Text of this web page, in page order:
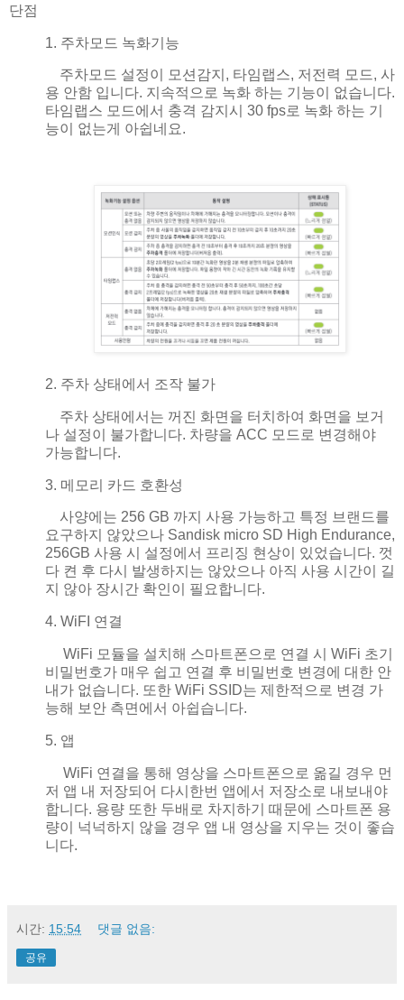
단점
1. 주차모드 녹화기능
주차모드 설정이 모션감지, 타임랩스, 저전력 모드, 사
용 안함 입니다. 지속적으로 녹화 하는 기능이 없습니다.
타임랩스 모드에서 충격 감지시 30 fps로 녹화 하는 기
능이 없는게 아쉽네요.
2. 주차 상태에서 조작 불가
주차 상태에서는 꺼진 화면을 터치하여 화면을 보거
나 설정이 불가합니다. 차량을 ACC 모드로 변경해야
가능합니다.
3. 메모리 카드 호환성
사양에는 256 GB 까지 사용 가능하고 특정 브랜드를
요구하지 않았으나 Sandisk micro SD High Endurance,
256GB 사용 시 설정에서 프리징 현상이 있었습니다. 껏
다 켠 후 다시 발생하지는 않았으나 아직 사용 시간이 길
지 않아 장시간 확인이 필요합니다.
4. WiFI 연결
WiFi 모듈을 설치해 스마트폰으로 연결 시 WiFi 초기
비밀번호가 매우 쉽고 연결 후 비밀번호 변경에 대한 안
내가 없습니다. 또한 WiFi SSID는 제한적으로 변경 가
능해 보안 측면에서 아쉽습니다.
5. 앱
WiFi 연결을 통해 영상을 스마트폰으로 옮길 경우 먼
저 앱 내 저장되어 다시한번 앱에서 저장소로 내보내야
합니다. 용량 또한 두배로 차지하기 때문에 스마트폰 용
량이 넉넉하지 않을 경우 앱 내 영상을 지우는 것이 좋습
니다.
시간: 15:54 댓글 없음:
공유